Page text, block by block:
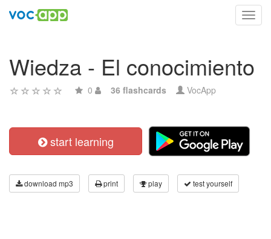
Wiedza - El conocimiento
0 36 flashcards VocApp
start learning
download mp3 print play test yourself